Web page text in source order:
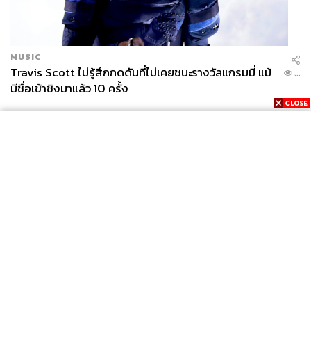
MUSIC
Travis Scott ไม่รู้สึกกดดันที่ไม่เคยชนะรางวัลแกรมมี่ แม้
มีชื่อเข้าชิงมาแล้ว 10 ครั้ง
...